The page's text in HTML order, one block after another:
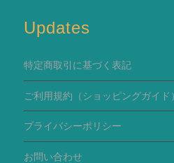
Updates
特定商取引に基づく表記
ご利用規約 （ショッピングガイド）
プライバシーポリシー
お問い合わせ